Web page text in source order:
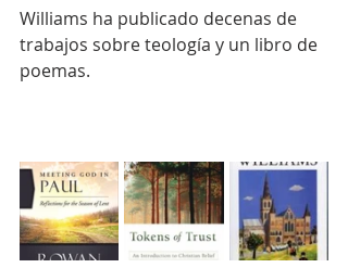
Williams ha publicado decenas de
trabajos sobre teología y un libro de
poemas.